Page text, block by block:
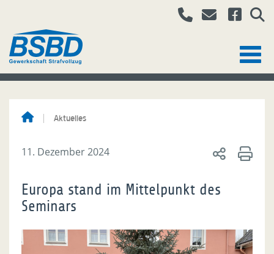
Aktuelles
11. Dezember 2024
Europa stand im Mittelpunkt des
Seminars